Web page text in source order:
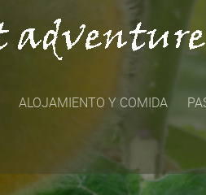
ALOJAMIENTO Y COMIDA